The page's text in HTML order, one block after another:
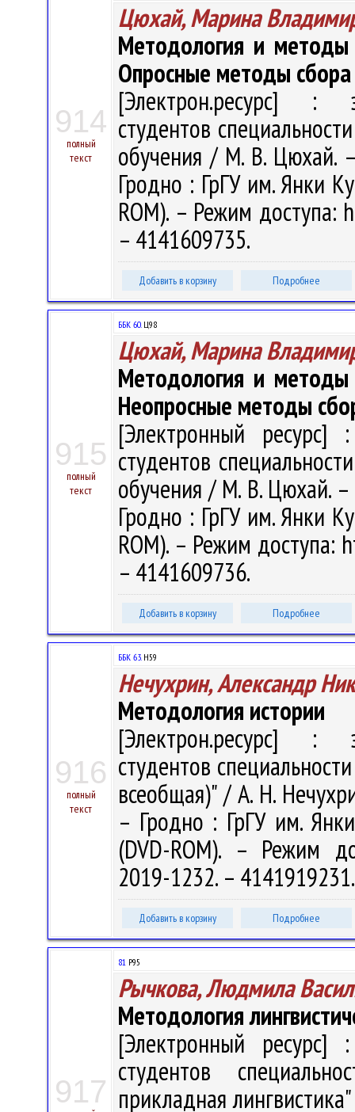
914
полный
текст
Цюхай, Марина
Методология и методы
Опросные методы
[Электрон.ресурс] :
студентов
обучения / М. В. Цюхай.
Гродно : ГрГУ им. Янки
ROM). – Режим доступа:
– 4141609735.
Добавить в корзину Подробнее
915
полный
текст
ББК 60.Ц98
Цюхай, Марина
Методология и методы
Неопросные методы
[Электронный ресурс]
студентов
обучения / М. В. Цюхай. –
Гродно : ГрГУ им. Янки
ROM). – Режим доступа:
– 4141609736.
Добавить в корзину Подробнее
916
полный
текст
ББК 63.Н59
Нечухрин, Александр
Методология истории
[Электрон.ресурс] :
студентов
всеобщая)" / А. Н.
– Гродно : ГрГУ им.
(DVD-ROM). – Режим
2019-1232. –
Добавить в корзину Подробнее
917
81 Р95
Рычкова, Людмила
Методология
[Электронный ресурс]
студентов
прикладная